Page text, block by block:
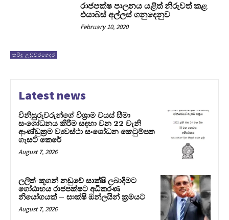
තරිඳු උඩුවරගෙදර
රාජපක්ෂ පාලනය යළිත් නිරුවත් කළ
එයාබස් අල්ලස් ගනුදෙනුව
February 10, 2020
Latest news
විනිසුරුවරුන්ගේ විශ්‍රාම වයස් සීමා
සංශෝධනය කිරීම සඳහා වන 22 වැනි
ආණ්ඩුක්‍රම ව්‍යවස්ථා සංශෝධන කෙටුම්පත
ගැසට් කෙරේ
August 7, 2026
ලලිත්-කූගන් නඩුවේ සාක්ෂි ලබාදීමට
ගෝඨාභය රාජපක්ෂට අධිකරණ
නියෝගයක් – සාක්ෂි ඔන්ලයින් ක්‍රමයට
August 7, 2026